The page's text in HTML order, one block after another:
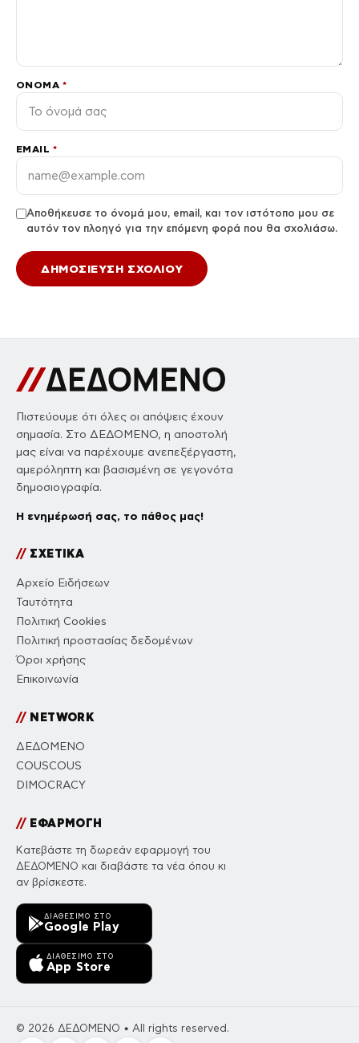
ΌΝΟΜΑ *
EMAIL *
Αποθήκευσε το όνομά μου, email, και τον ιστότοπο μου σε
αυτόν τον πλοηγό για την επόμενη φορά που θα σχολιάσω.
Πιστεύουμε ότι όλες οι απόψεις έχουν
σημασία. Στο ΔΕΔΟΜΕΝΟ, η αποστολή
μας είναι να παρέχουμε ανεπεξέργαστη,
αμερόληπτη και βασισμένη σε γεγονότα
δημοσιογραφία.
Η ενημέρωσή σας, το πάθος μας!
//ΣΧΕΤΙΚΑ
Αρχείο Ειδήσεων
Ταυτότητα
Πολιτική Cookies
Πολιτική προστασίας δεδομένων
Όροι χρήσης
Επικοινωνία
//NETWORK
ΔΕΔΟΜΕΝΟ
COUSCOUS
DIMOCRACY
//ΕΦΑΡΜΟΓΗ
Κατεβάστε τη δωρεάν εφαρμογή του
ΔΕΔΟΜΕΝΟ και διαβάστε τα νέα όπου κι
αν βρίσκεστε.
ΔΙΑΘΈΣΙΜΟ ΣΤΟ
Google Play
ΔΙΑΘΈΣΙΜΟ ΣΤΟ
App Store
© 2026 ΔΕΔΟΜΕΝΟ • All rights reserved.